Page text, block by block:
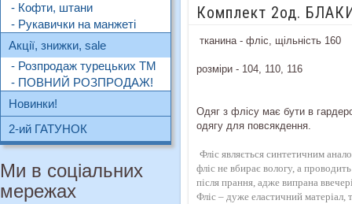
- Кофти, штани
- Рукавички на манжеті
Акції, знижки, sale
- Розпродаж турецьких ТМ
- ПОВНИЙ РОЗПРОДАЖ!
Новинки!
2-ий ГАТУНОК
Ми в соціальних
мережах
Комплект 2од.
тканина - фліс, щільність 160
розміри - 104, 110, 116
Одяг з флісу має бути в
одягу для повсякдення.
Фліс являється синтетичним
фліс не вбирає вологу, а
після прання, адже випрана
Фліс – дуже еластичний